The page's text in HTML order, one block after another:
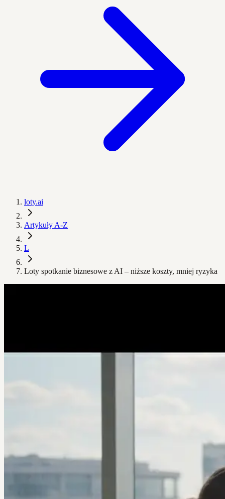
loty.ai
Artykuły A-Z
L
Loty spotkanie biznesowe z AI – niższe koszty, mniej ryzyka